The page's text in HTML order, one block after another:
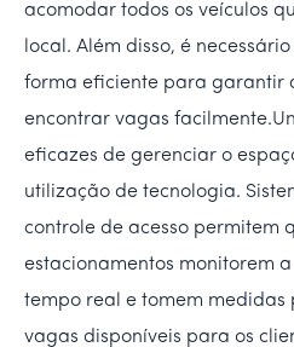
acomodar todos os veículos
local. Além disso, é
forma eficiente para garantir
encontrar vagas
eficazes de gerenciar o
utilização de tecnologia.
controle de acesso permitem
estacionamentos monitorem
tempo real e tomem
vagas disponíveis para os